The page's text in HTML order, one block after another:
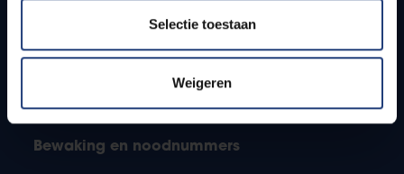
Selectie toestaan
Weigeren
PhD-studenten
Leerkrachten en secundaire scholen
Bewaking en noodnummers